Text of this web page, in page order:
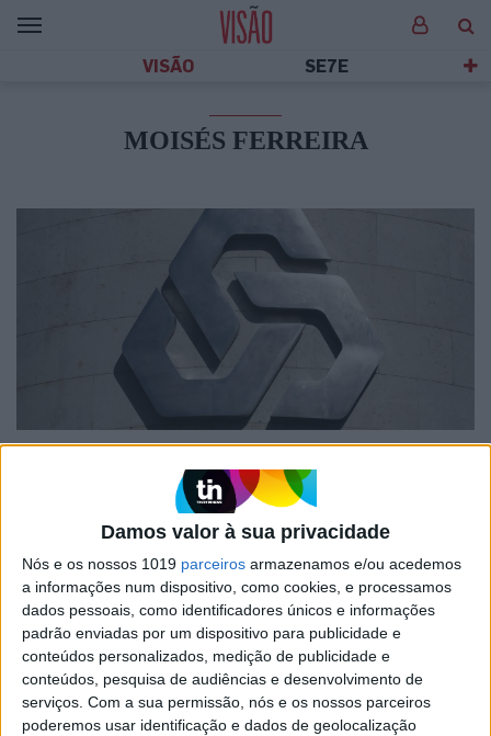
Damos valor à sua privacidade
Nós e os nossos 1019 parceiros armazenamos e/ou acedemos
a informações num dispositivo, como cookies, e processamos
dados pessoais, como identificadores únicos e informações
padrão enviadas por um dispositivo para publicidade e
conteúdos personalizados, medição de publicidade e
conteúdos, pesquisa de audiências e desenvolvimento de
serviços. Com a sua permissão, nós e os nossos parceiros
poderemos usar identificação e dados de geolocalização
VISÃO SE7E
MOISÉS FERREIRA
CGD: BE vai apresentar as suas
próprias conclusões ao Ministério
Público
O relatório final da Comissão de Inquértio à
Caixa Geral de Depósitos foi chumbado por falta
de deputados do PS no início da votação. Bloco de
Esquerda avança com um relatório alternativo,
com conclusões próprias, que irá apresentar ao
Ministério Público